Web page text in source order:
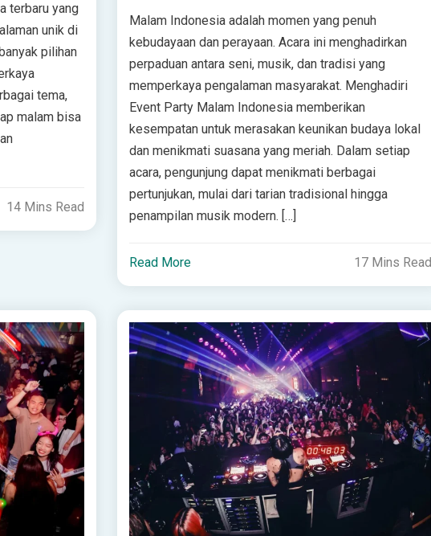
terbaru yang
unik di
pilihan
tema,
malam bisa
14 Mins Read
Malam Indonesia adalah momen yang penuh
kebudayaan dan perayaan. Acara ini menghadirkan
perpaduan antara seni, musik, dan tradisi yang
memperkaya pengalaman masyarakat. Menghadiri
Event Party Malam Indonesia memberikan
kesempatan untuk merasakan keunikan budaya lokal
dan menikmati suasana yang meriah. Dalam setiap
acara, pengunjung dapat menikmati berbagai
pertunjukan, mulai dari tarian tradisional hingga
penampilan musik modern. […]
Read More 17 Mins Read